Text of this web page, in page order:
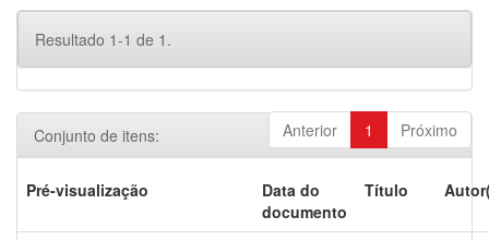
Resultado 1-1 de 1.
Anterior 1 Próximo
Conjunto de itens:
Pré-visualização
Data do
documento
Título